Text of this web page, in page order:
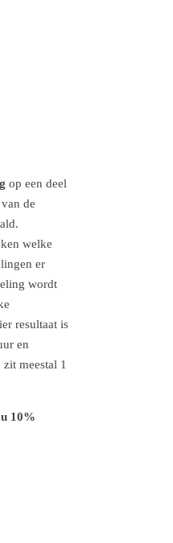
op een deel
de
welke
er
wordt
resultaat is
en
meestal 1
10%